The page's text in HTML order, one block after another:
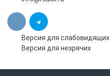
Версия для слабовидящих
Версия для незрячих